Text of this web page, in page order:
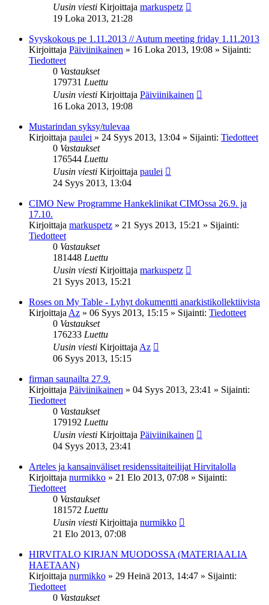
Uusin viesti Kirjoittaja markuspetz
19 Loka 2013, 21:28
Syyskokous pe 1.11.2013 // Autum meeting friday 1.11.2013
Kirjoittaja Päiviinikainen » 16 Loka 2013, 19:08 » Sijainti:
Tiedotteet
0 Vastaukset
179731 Luettu
Uusin viesti Kirjoittaja Päiviinikainen
16 Loka 2013, 19:08
Mustarindan syksy/tulevaa
Kirjoittaja paulei » 24 Syys 2013, 13:04 » Sijainti: Tiedotteet
0 Vastaukset
176544 Luettu
Uusin viesti Kirjoittaja paulei
24 Syys 2013, 13:04
CIMO New Programme Hankeklinikat CIMOssa 26.9. ja
17.10.
Kirjoittaja markuspetz » 21 Syys 2013, 15:21 » Sijainti:
Tiedotteet
0 Vastaukset
181448 Luettu
Uusin viesti Kirjoittaja markuspetz
21 Syys 2013, 15:21
Roses on My Table - Lyhyt dokumentti anarkistikollektiivista
Kirjoittaja Az » 06 Syys 2013, 15:15 » Sijainti: Tiedotteet
0 Vastaukset
176233 Luettu
Uusin viesti Kirjoittaja Az
06 Syys 2013, 15:15
firman saunailta 27.9.
Kirjoittaja Päiviinikainen » 04 Syys 2013, 23:41 » Sijainti:
Tiedotteet
0 Vastaukset
179192 Luettu
Uusin viesti Kirjoittaja Päiviinikainen
04 Syys 2013, 23:41
Arteles ja kansainväliset residenssitaiteilijat Hirvitalolla
Kirjoittaja nurmikko » 21 Elo 2013, 07:08 » Sijainti:
Tiedotteet
0 Vastaukset
181572 Luettu
Uusin viesti Kirjoittaja nurmikko
21 Elo 2013, 07:08
HIRVITALO KIRJAN MUODOSSA (MATERIAALIA
HAETAAN)
Kirjoittaja nurmikko » 29 Heinä 2013, 14:47 » Sijainti:
Tiedotteet
0 Vastaukset